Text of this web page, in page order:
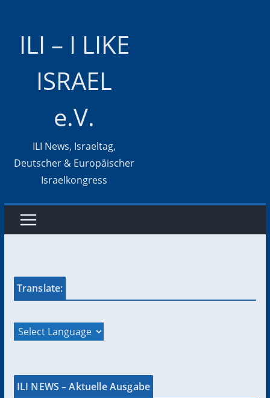
ILI – I LIKE
ISRAEL
e.V.
ILI News, Israeltag,
Deutscher & Europäischer
Israelkongress
Translate:
ILI NEWS – Aktuelle Ausgabe